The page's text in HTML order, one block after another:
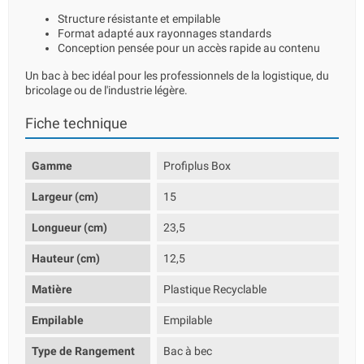
Structure résistante et empilable
Format adapté aux rayonnages standards
Conception pensée pour un accès rapide au contenu
Un bac à bec idéal pour les professionnels de la logistique, du
bricolage ou de l'industrie légère.
Fiche technique
Gamme Profiplus Box
Largeur (cm) 15
Longueur (cm) 23,5
Hauteur (cm) 12,5
Matière Plastique Recyclable
Empilable Empilable
Type de Rangement Bac à bec